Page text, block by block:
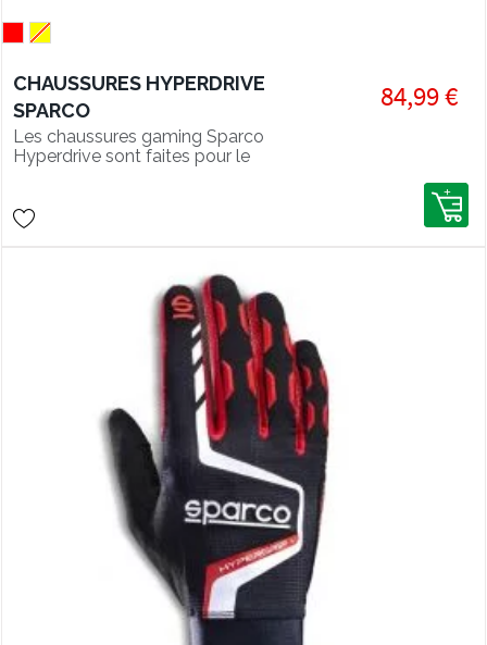
CHAUSSURES HYPERDRIVE
SPARCO
Les chaussures gaming Sparco
Hyperdrive sont faites pour le
84,99 €